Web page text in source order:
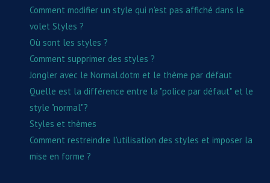
Comment modifier un style qui n'est pas affiché dans le
volet Styles ?
Où sont les styles ?
Comment supprimer des styles ?
Jongler avec le Normal.dotm et le thème par défaut
Quelle est la différence entre la "police par défaut" et le
style "normal"?
Styles et thèmes
Comment restreindre l'utilisation des styles et imposer la
mise en forme ?